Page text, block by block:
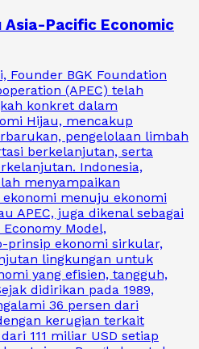
Asia-Pacific Economic
Founder BGK Foundation
(APEC) telah
konkret dalam
Hijau, mencakup
pengelolaan limbah
berkelanjutan, serta
Indonesia,
menyampaikan
menuju ekonomi
APEC, juga dikenal sebagai
Economy Model,
prinsip ekonomi sirkular,
lingkungan untuk
yang efisien, tangguh,
didirikan pada 1989,
36 persen dari
kerugian terkait
111 miliar USD setiap